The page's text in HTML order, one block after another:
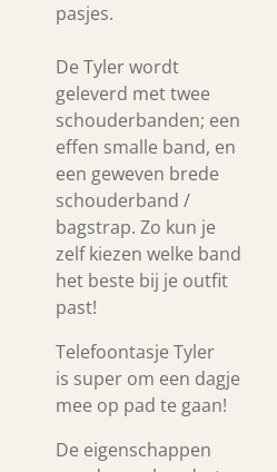
pasjes.
De Tyler wordt
geleverd met twee
schouderbanden; een
effen smalle band, en
een geweven brede
schouderband /
bagstrap. Zo kun je
zelf kiezen welke band
het beste bij je outfit
past!
Telefoontasje Tyler
is super om een dagje
mee op pad te gaan!
De eigenschappen